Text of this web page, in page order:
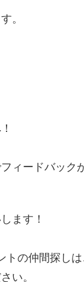
。
ィードバック
ます！
の仲間探し
い。